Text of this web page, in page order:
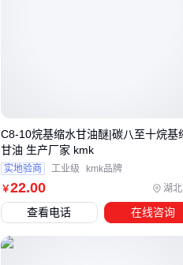
对于需要更强稀释
复配使用：
：先明确工
型号。
四、使用苯基缩
￥22.00 湖
C8-10烷基缩水甘油醚|碳八至十烷基
甘油 生产厂家 kmk
实地验商 工业级 kmk品牌
查看电话 在线咨询